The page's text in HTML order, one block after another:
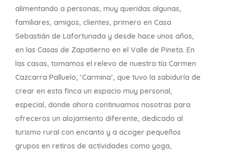
alimentando a personas, muy queridas algunas,
familiares, amigos, clientes, primero en Casa
Sebastián de Lafortunada y desde hace unos años,
en las Casas de Zapatierno en el Valle de Pineta. En
las casas, tomamos el relevo de nuestra tía Carmen
Cazcarra Palluelo, ‘Carmina’, que tuvo la sabiduría de
crear en esta finca un espacio muy personal,
especial, donde ahora continuamos nosotras para
ofreceros un alojamiento diferente, dedicado al
turismo rural con encanto y a acoger pequeños
grupos en retiros de actividades como yoga,